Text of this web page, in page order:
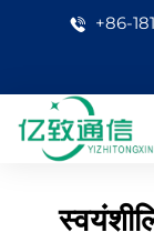
+86-